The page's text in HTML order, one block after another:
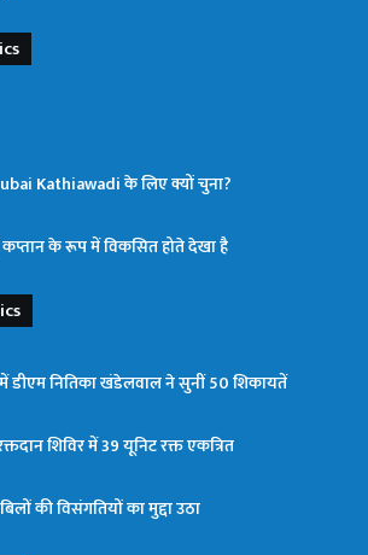
Kathiawadi के लिए क्यों चुना?
के रूप में विकसित होते देखा है
डीएम नितिका खंडेलवाल ने सुनीं 50 शिकायतें
शिविर में 39 यूनिट रक्त एकत्रित
की विसंगतियों का मुद्दा उठा